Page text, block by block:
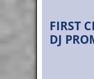
FIRST
DJ